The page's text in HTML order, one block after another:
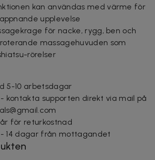
kan användas med värme för
upplevelse
för nacke, rygg, ben och
massagehuvuden som
rörelser
5-10 arbetsdagar
kontakta supporten direkt via mail på
för returkostnad
14 dagar från mottagandet